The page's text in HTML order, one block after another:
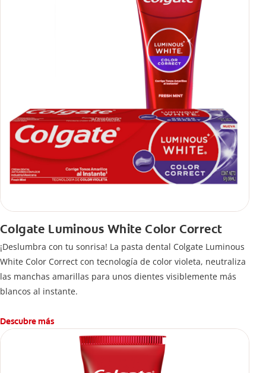
Colgate Luminous White Color Correct
¡Deslumbra con tu sonrisa! La pasta dental Colgate Luminous
White Color Correct con tecnología de color violeta, neutraliza
las manchas amarillas para unos dientes visiblemente más
blancos al instante.
Descubre más